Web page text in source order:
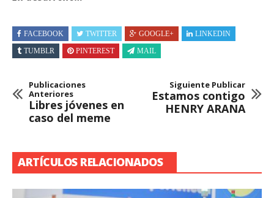
FACEBOOK TWITTER GOOGLE+
LINKEDIN
TUMBLR
PINTEREST MAIL
Publicaciones
Anteriores
Libres jóvenes en
caso del meme
Siguiente Publicar
Estamos contigo
HENRY ARANA
ARTÍCULOS RELACIONADOS